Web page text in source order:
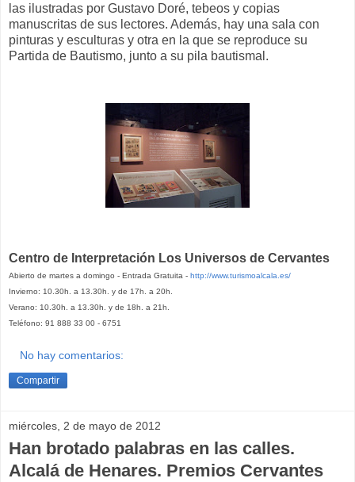
las ilustradas por Gustavo Doré, tebeos y copias
manuscritas de sus lectores. Además, hay una sala con
pinturas y esculturas y otra en la que se reproduce su
Partida de Bautismo, junto a su pila bautismal.
Centro de Interpretación Los Universos de Cervantes
Abierto de martes a domingo - Entrada Gratuita - http://www.turismoalcala.es/
Invierno: 10.30h. a 13.30h. y de 17h. a 20h.
Verano: 10.30h. a 13.30h. y de 18h. a 21h.
Teléfono: 91 888 33 00 - 6751
No hay comentarios:
Compartir
miércoles, 2 de mayo de 2012
Han brotado palabras en las calles.
Alcalá de Henares. Premios Cervantes